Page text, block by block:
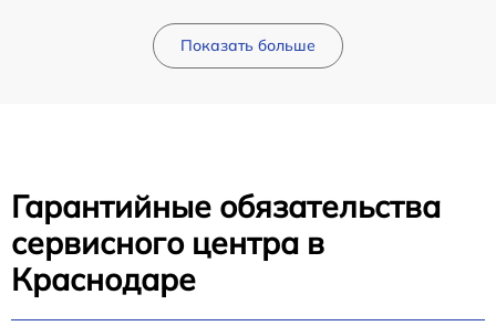
Показать больше
Гарантийные обязательства
сервисного центра в
Краснодаре